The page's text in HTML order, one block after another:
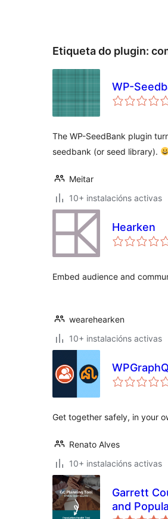
Etiqueta do plugin:
WP-
The WP-SeedBank plugin
seedbank (or seed library).
Meitar
10+ instalacións activas
Hearken
Embed audience and
wearehearken
10+ instalacións activas
Get together safely, in your
Renato Alves
10+ instalacións activas
Garrett
and